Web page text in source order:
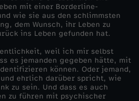
mit einer Borderline-
wie sie aus den schlimmsten
dem Wunsch, ihr Leben zu
ins Leben gefunden hat.
weil ich mir selbst
es jemanden gegeben hätte, mit
können. Oder jemand,
ehrlich darüber spricht, wie
zu sein. Und dass es auch
zu führen mit psychischer